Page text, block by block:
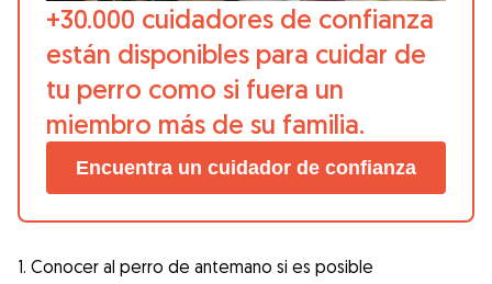
+30.000 cuidadores de confianza
están disponibles para cuidar de
tu perro como si fuera un
miembro más de su familia.
Encuentra un cuidador de confianza
1. Conocer al perro de antemano si es posible